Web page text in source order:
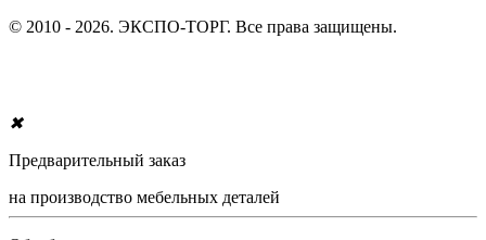
© 2010 - 2026. ЭКСПО-ТОРГ. Все права защищены.
✖
Предварительный заказ
на производство мебельных деталей